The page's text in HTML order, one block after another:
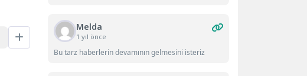
Melda
1 yıl önce
Bu tarz haberlerin devamının gelmesini isteriz